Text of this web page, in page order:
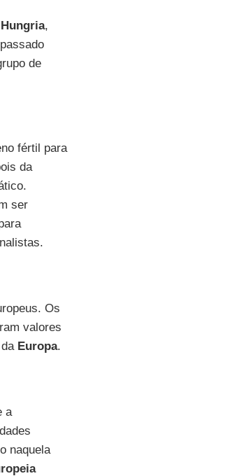
,
de
fértil para
da
ser
Os
valores
Europa.
a
naquela